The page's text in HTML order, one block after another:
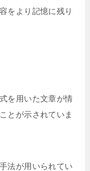
をより記憶に残り
を用いた文章が情
とが示されていま
法が用いられてい